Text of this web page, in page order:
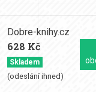
Dobre-knihy.cz
628 Kč
Skladem
(odeslání ihned)